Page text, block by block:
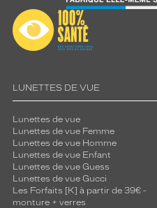
LUNETTES DE VUE
Lunettes de vue
Lunettes de vue Femme
Lunettes de vue Homme
Lunettes de vue Enfant
Lunettes de vue Guess
Lunettes de vue Gucci
Les Forfaits [K] à partir de 39€ -
monture + verres